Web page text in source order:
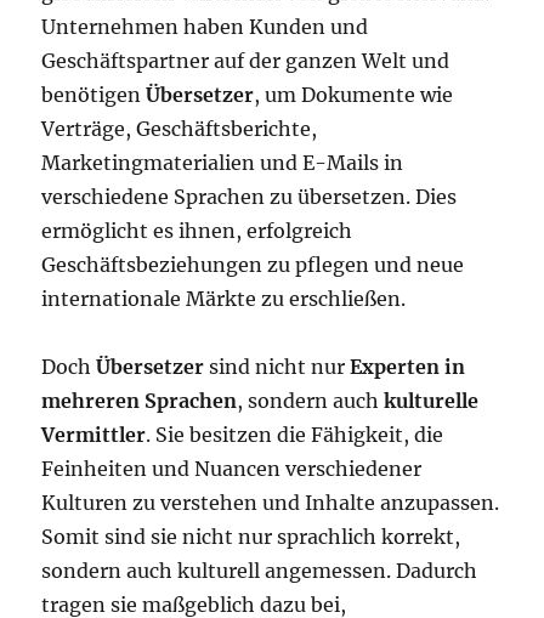
Unternehmen haben Kunden und
Geschäftspartner auf der ganzen Welt und
benötigenÜbersetzer, um Dokumente wie
Verträge, Geschäftsberichte,
Marketingmaterialien und E-Mails in
verschiedene Sprachen zu übersetzen. Dies
ermöglicht es ihnen, erfolgreich
Geschäftsbeziehungen zu pflegen und neue
internationale Märkte zu erschließen.
DochÜbersetzer sind nicht nurExperten in
mehreren Sprachen, sondern auchkulturelle
Vermittler. Sie besitzen die Fähigkeit, die
Feinheiten und Nuancen verschiedener
Kulturen zu verstehen und Inhalte anzupassen.
Somit sind sie nicht nur sprachlich korrekt,
sondern auch kulturell angemessen. Dadurch
tragen sie maßgeblich dazu bei,